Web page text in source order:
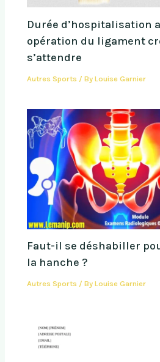
Durée d’hospitalisation
opération du ligament
s’attendre
Autres Sports / ByLouise Garnier
Faut-il se déshabiller
la hanche ?
Autres Sports / ByLouise Garnier